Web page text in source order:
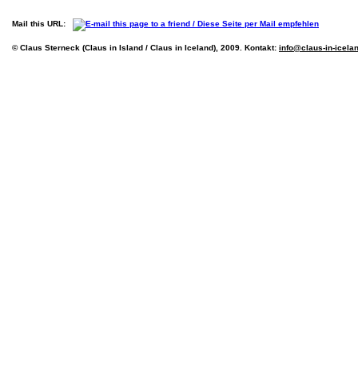
Mail this URL:
© Claus Sterneck (Claus in Island / Claus in Iceland), 2009. Kontakt: info@claus-in-